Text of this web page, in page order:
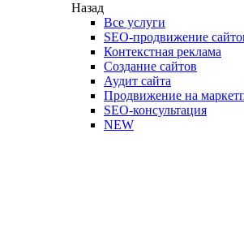
Назад
Все услуги
SEO-продвижение
Контекстная реклама
Создание сайтов
Аудит сайта
Продвижение на
SEO-консультация
NEW